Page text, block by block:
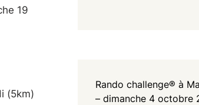
19
(5km)
Rando challenge® à
– dimanche 4 octobre